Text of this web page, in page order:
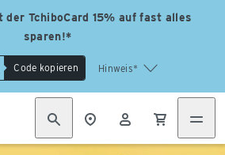
TchiboCard 15% auf fast alles
sparen!*
Code kopieren Hinweis*